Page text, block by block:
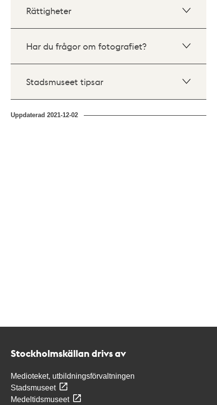
Rättigheter
Har du frågor om fotografiet?
Stadsmuseet tipsar
Uppdaterad2021-12-02
Stockholmskällan drivs av
Medioteket, utbildningsförvaltningen
Stadsmuseet
Medeltidsmuseet